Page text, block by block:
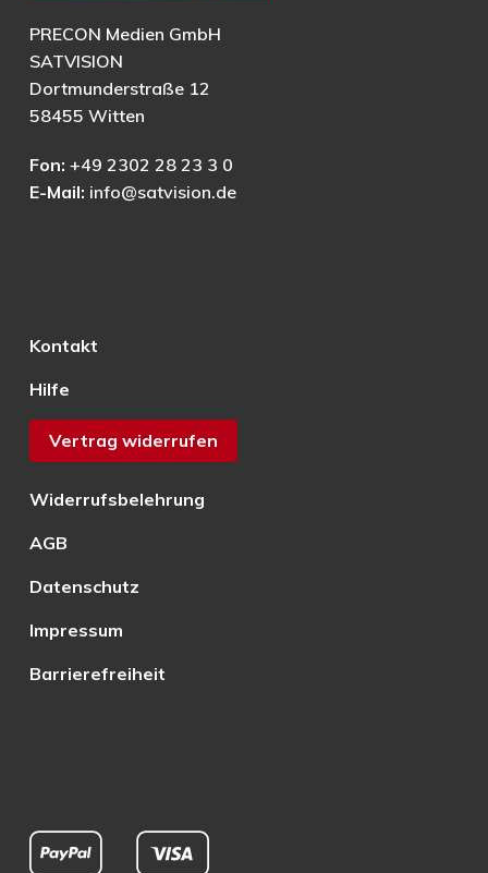
PRECON Medien GmbH
SATVISION
Dortmunderstraße 12
58455 Witten
Fon: +49 2302 28 23 3 0
E-Mail: info@satvision.de
Kontakt
Hilfe
Vertrag widerrufen
Widerrufsbelehrung
AGB
Datenschutz
Impressum
Barrierefreiheit